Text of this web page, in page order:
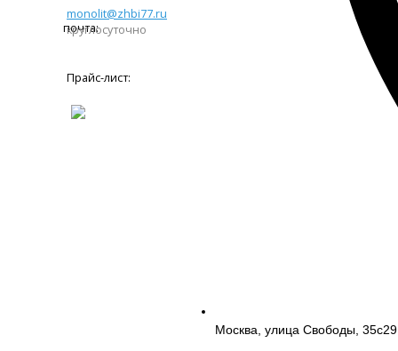
почта:
monolit@zhbi77.ru
круглосуточно
Прайс-лист:
Москва, улица Свободы, 35с29